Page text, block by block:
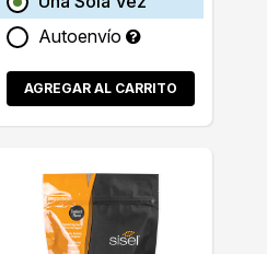
Autoenvío
AGREGAR AL CARRITO